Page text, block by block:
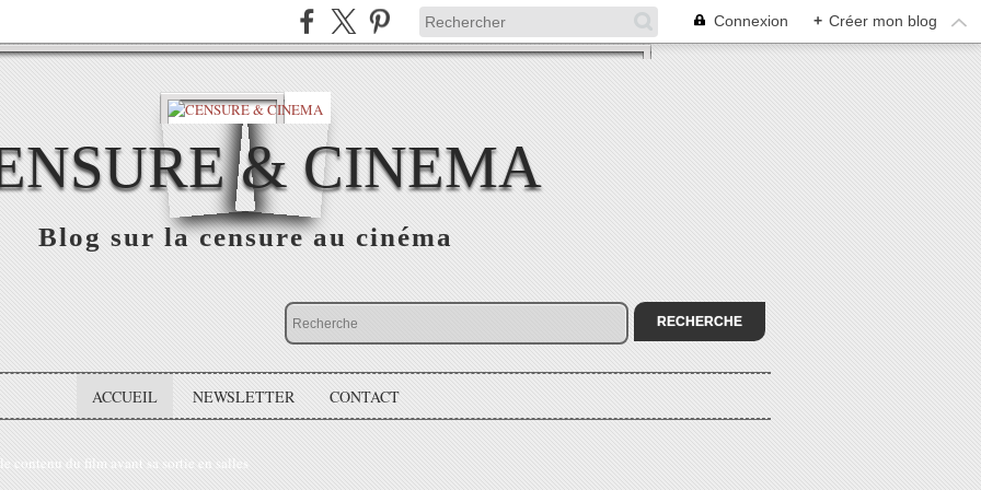
Connexion + Créer mon blog
& CINEMA
Blog sur la censure au cinéma
ACCUEIL NEWSLETTER CONTACT